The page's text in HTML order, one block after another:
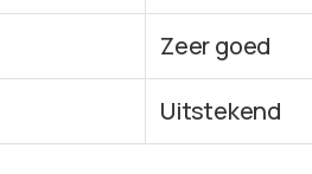
Zeer goed
Uitstekend